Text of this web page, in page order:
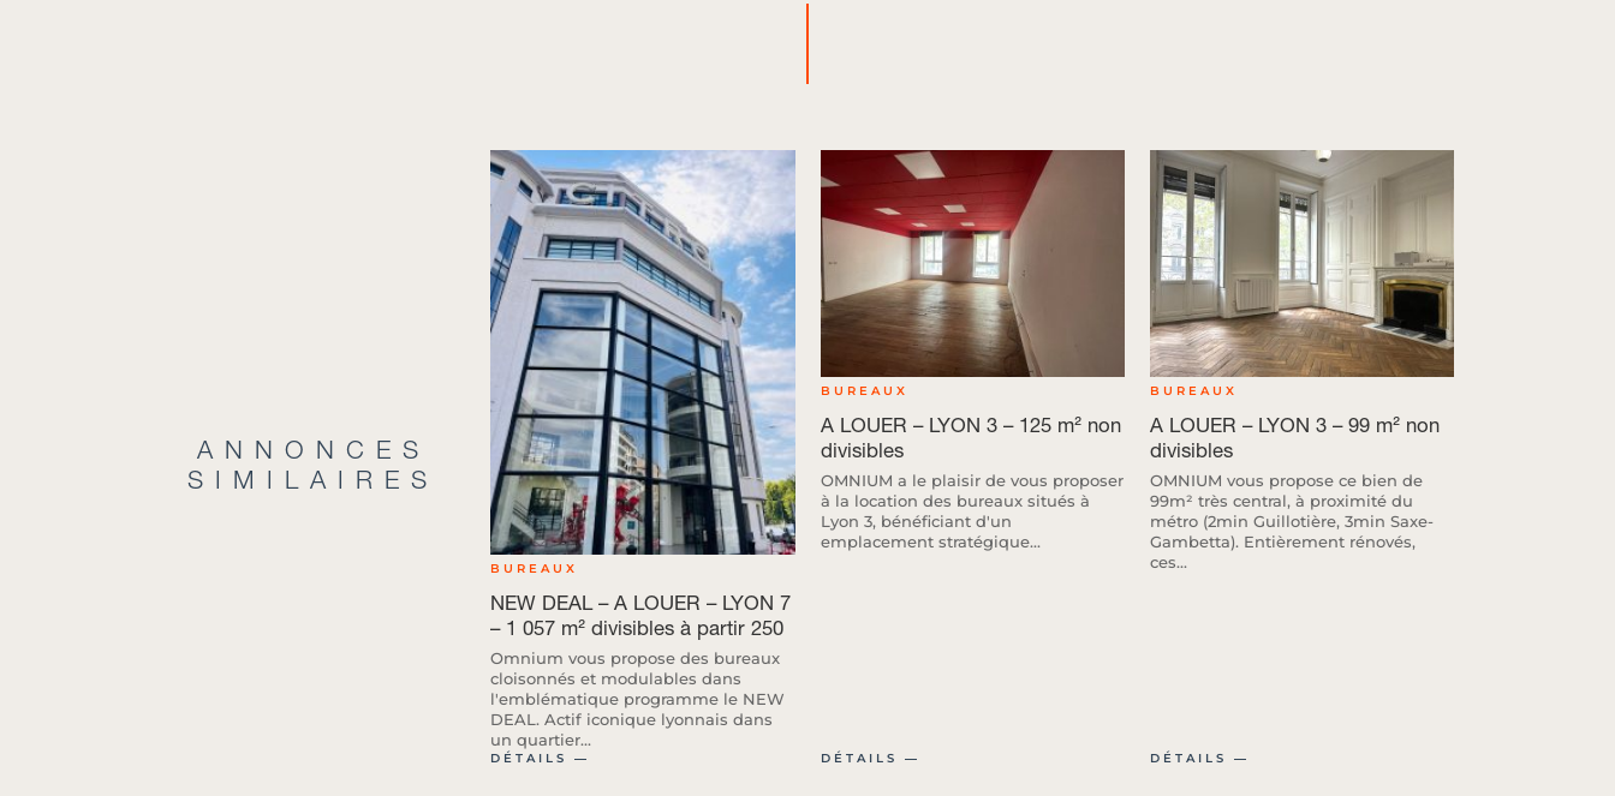
ANNONCES
SIMILAIRES
BUREAUX
NEW DEAL – A LOUER – LYON 7
– 1 057 m² divisibles à partir 250
Omnium vous propose des bureaux
cloisonnés et modulables dans
l'emblématique programme le NEW
DEAL. Actif iconique lyonnais dans
un quartier...
DÉTAILS ―
BUREAUX
A LOUER – LYON 3 – 125 m² non
divisibles
OMNIUM a le plaisir de vous proposer
à la location des bureaux situés à
Lyon 3, bénéficiant d'un
emplacement stratégique...
DÉTAILS ―
BUREAUX
A LOUER – LYON 3 – 99 m² non
divisibles
OMNIUM vous propose ce bien de
99m² très central, à proximité du
métro (2min Guillotière, 3min Saxe-
Gambetta). Entièrement rénovés,
ces...
DÉTAILS ―